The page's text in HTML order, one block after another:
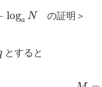
a
の証明＞
とすると
M=